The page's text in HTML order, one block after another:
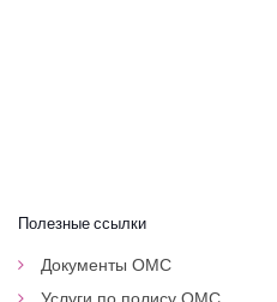
Полезные ссылки
Документы ОМС
Услуги по полису ОМС